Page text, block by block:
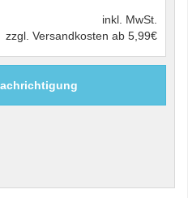
inkl. MwSt.
zzgl. Versandkosten ab 5,99€